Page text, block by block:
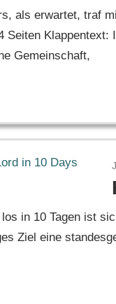
als erwartet, traf
Seiten
Gemeinschaft,
in 10 Tagen ist
Ziel eine